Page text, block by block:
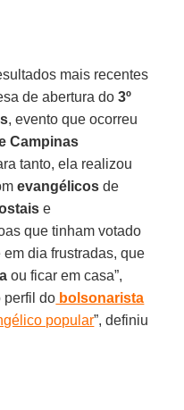
mais recentes
de abertura do3º
, evento que ocorreu
Campinas
tanto, ela realizou
evangélicos de
e
que tinham votado
em dia frustradas, que
ou ficar em casa”,
perfil do bolsonarista
popular”, definiu